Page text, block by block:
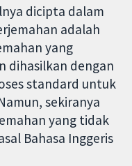
dicipta dalam
adalah
yang
dihasilkan dengan
standard untuk
sekiranya
yang tidak
Bahasa Inggeris